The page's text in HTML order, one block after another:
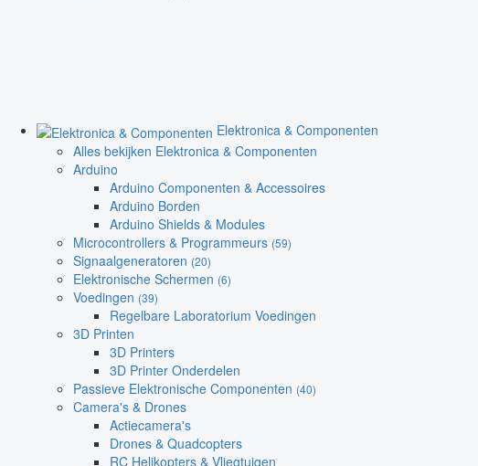
Elektronica & Componenten
Alles bekijken Elektronica & Componenten
Arduino
Arduino Componenten & Accessoires
Arduino Borden
Arduino Shields & Modules
Microcontrollers & Programmeurs (59)
Signaalgeneratoren (20)
Elektronische Schermen (6)
Voedingen (39)
Regelbare Laboratorium Voedingen
3D Printen
3D Printers
3D Printer Onderdelen
Passieve Elektronische Componenten (40)
Camera's & Drones
Actiecamera's
Drones & Quadcopters
RC Helikopters & Vliegtuigen